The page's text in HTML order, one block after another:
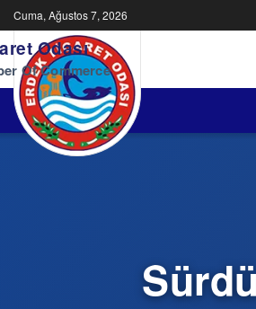
Cuma, Ağustos 7, 2026
Odası
Of Commerce